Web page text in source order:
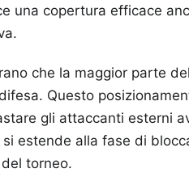
una copertura efficace
che la maggior parte
Questo
gli attaccanti esterni
estende alla fase di
torneo.